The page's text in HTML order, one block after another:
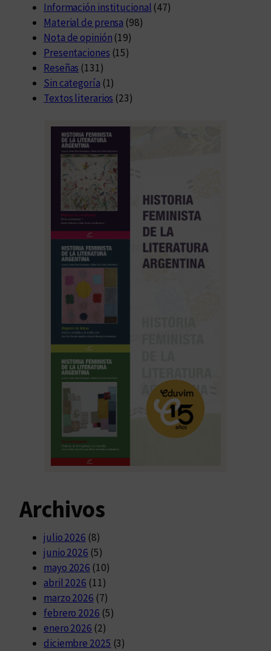
Información institucional (47)
Material de prensa (98)
Nota de opinión (19)
Presentaciones (15)
Reseñas (131)
Sin categoría (1)
Textos literarios (23)
Archivos
julio 2026 (8)
junio 2026 (5)
mayo 2026 (10)
abril 2026 (11)
marzo 2026 (7)
febrero 2026 (5)
enero 2026 (2)
diciembre 2025 (3)